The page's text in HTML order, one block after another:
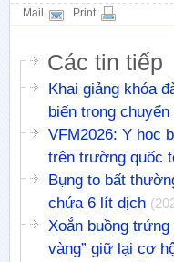
Mail Print
Các tin tiếp
Khai giảng khóa
biến trong chuyển
VFM2026: Y học
trên trường quốc
Bụng to bất
chứa 6 lít dịch
Xoắn buồng
vàng” giữ lại cơ